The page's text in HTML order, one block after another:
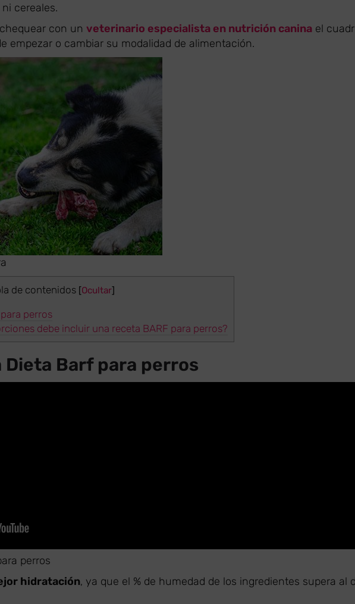
cereales.
con un veterinario especialista en nutrición canina el
empezar o cambiar su modalidad de alimentación.
de contenidos [Ocultar]
perros
debe incluir una receta BARF para perros?
Dieta Barf para perros
perros
hidratación, ya que el % de humedad de los ingredientes supera al